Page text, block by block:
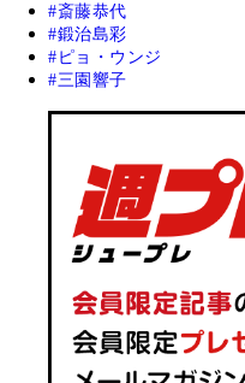
斎藤恭代
鍛治島彩
ピョ・ウンジ
三園響子